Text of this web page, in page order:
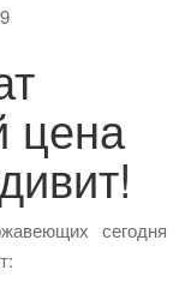
цена
сегодня